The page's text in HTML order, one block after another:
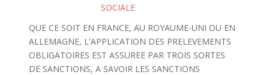
SOCIALE
QUE CE SOIT EN FRANCE, AU ROYAUME-UNI OU EN
ALLEMAGNE, L'APPLICATION DES PRELEVEMENTS
OBLIGATOIRES EST ASSUREE PAR TROIS SORTES
DE SANCTIONS, A SAVOIR LES SANCTIONS